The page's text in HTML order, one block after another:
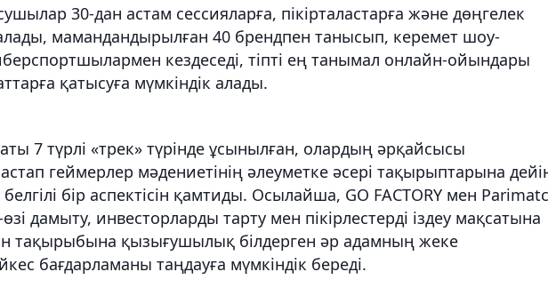
30-дан астам сессияларға, пікірталастарға және дөңгелек
мамандандырылған 40 брендпен танысып, керемет шоу-
кездеседі, тіпті ең танымал онлайн-ойындары
қатысуға мүмкіндік алады.
7 түрлі «трек» түрінде ұсынылған, олардың әрқайсысы
геймерлер мәдениетінің әлеуметке әсері тақырыптарына
бір аспектісін қамтиды. Осылайша, GO FACTORY мен
өзі дамыту, инвесторларды тарту мен пікірлестерді іздеу мақсатына
тақырыбына қызығушылық білдерген әр адамның жеке
бағдарламаны таңдауға мүмкіндік береді.